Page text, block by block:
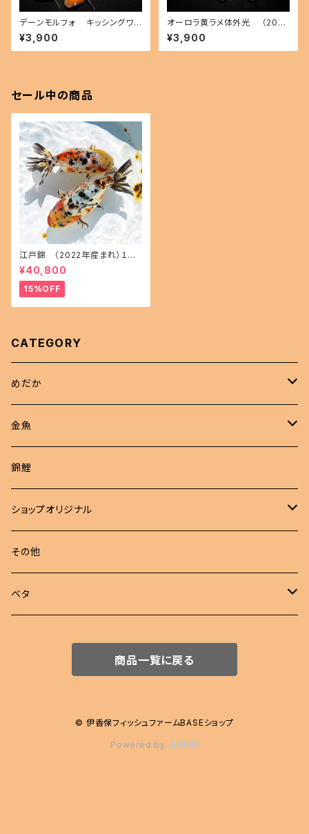
デーンモルフォ キッシングワイ
ドフィン（2026年産まれ） オス2
メス2(現物出品) ikahoff B-0
714-51291-a
¥3,900
オーロラ黄ラメ体外光 （2026
年産まれ） オス2 メス4(現物出
品) ikahoff C-0804-51547-
a
¥3,900
セール中の商品
江戸錦 （2022年産まれ）１５
㎝前後 オス1 メス1(現物出品) i
kahoff AA-1114-32457-a
¥40,800
15%OFF
CATEGORY
めだか
現物商品
成魚
若魚
非選別商品
成魚
若魚
金魚
ピンポンパール
現物出品
江戸錦
東錦
らんちゅう
錦鯉
ショップオリジナル
めだか 定額
めだか セット
その他
ベタ
商品一覧に戻る
© 伊香保フィッシュファームBASEショップ
Powered by